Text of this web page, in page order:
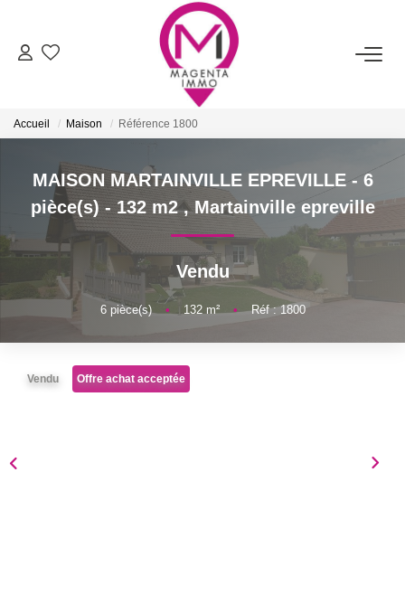
ACHETER
FAIRE ESTIMER/VENDRE
BIENS VENDUS
NOTRE AGENCE
Nos Services
Accueil Maison Référence 1800
MAISON MARTAINVILLE EPREVILLE - 6
pièce(s) - 132 m2,Martainville epreville
Vendu
6pièce(s) • 132m² • Réf : 1800
Vendu Offre achat acceptée